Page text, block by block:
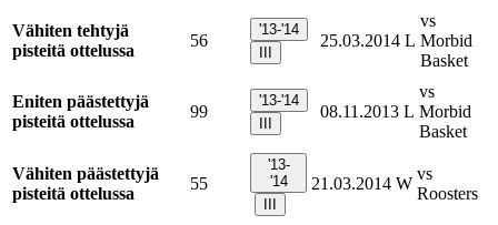
Vähiten tehtyjä
pisteitä ottelussa
56
'13-'14
III
25.03.2014 L
vs
Morbid
Basket
Eniten päästettyjä
pisteitä ottelussa
99
'13-'14
III
08.11.2013 L
vs
Morbid
Basket
Vähiten päästettyjä
pisteitä ottelussa
55
'13-
'14
III
21.03.2014 W
vs
Roosters